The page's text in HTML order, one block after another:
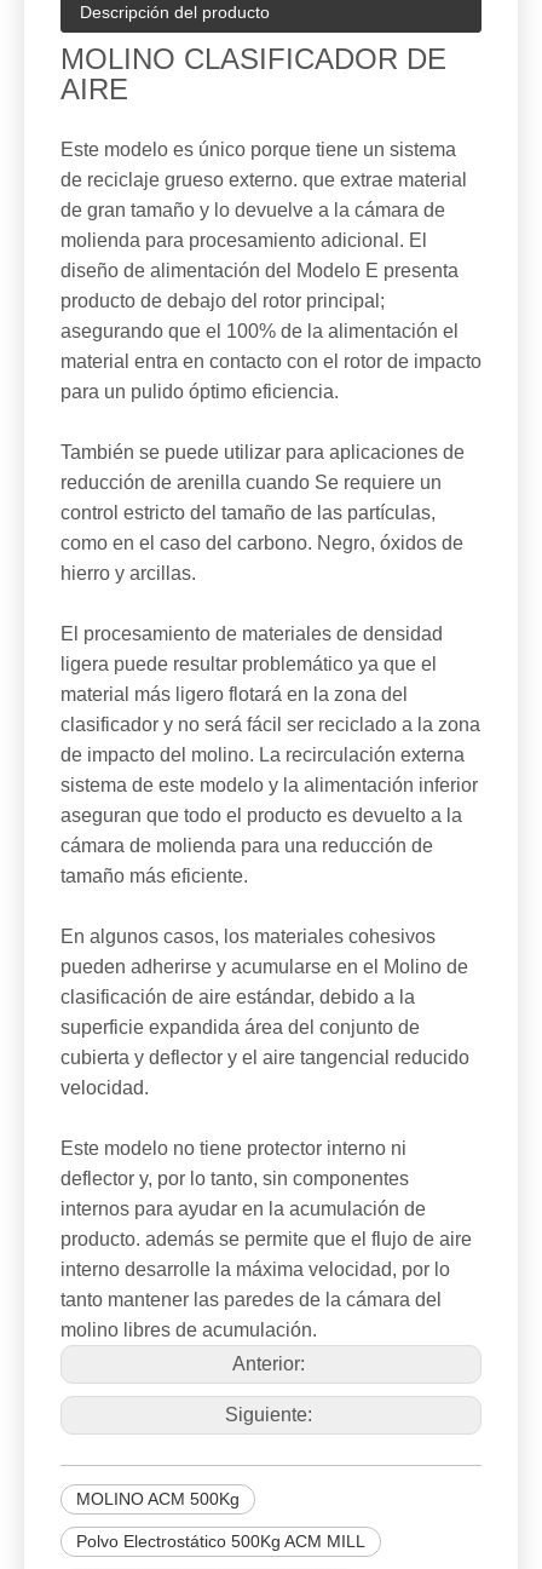
Descripción del producto
MOLINO CLASIFICADOR DE
AIRE
Este modelo es único porque tiene un sistema
de reciclaje grueso externo. que extrae material
de gran tamaño y lo devuelve a la cámara de
molienda para procesamiento adicional. El
diseño de alimentación del Modelo E presenta
producto de debajo del rotor principal;
asegurando que el 100% de la alimentación el
material entra en contacto con el rotor de impacto
para un pulido óptimo eficiencia.
También se puede utilizar para aplicaciones de
reducción de arenilla cuando Se requiere un
control estricto del tamaño de las partículas,
como en el caso del carbono. Negro, óxidos de
hierro y arcillas.
El procesamiento de materiales de densidad
ligera puede resultar problemático ya que el
material más ligero flotará en la zona del
clasificador y no será fácil ser reciclado a la zona
de impacto del molino. La recirculación externa
sistema de este modelo y la alimentación inferior
aseguran que todo el producto es devuelto a la
cámara de molienda para una reducción de
tamaño más eficiente.
En algunos casos, los materiales cohesivos
pueden adherirse y acumularse en el Molino de
clasificación de aire estándar, debido a la
superficie expandida área del conjunto de
cubierta y deflector y el aire tangencial reducido
velocidad.
Este modelo no tiene protector interno ni
deflector y, por lo tanto, sin componentes
internos para ayudar en la acumulación de
producto. además se permite que el flujo de aire
interno desarrolle la máxima velocidad, por lo
tanto mantener las paredes de la cámara del
molino libres de acumulación.
Anterior:
Siguiente:
MOLINO ACM 500Kg
Polvo Electrostático 500Kg ACM MILL